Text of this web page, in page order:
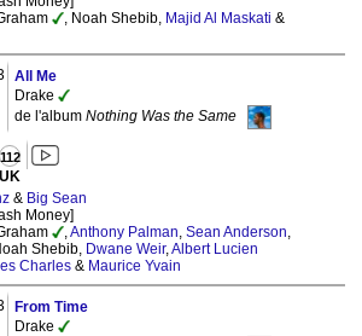
, Noah Shebib, Majid Al Maskati &
All Me
Drake
de l'album Nothing Was the Same
112
UK
& Big Sean
Money]
Anthony Palman Sean Anderson
Shebib, Dwane Weir, Albert Lucien
Charles & Maurice Yvain
From Time
Drake